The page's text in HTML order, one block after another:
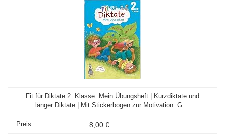
Fit für Diktate 2. Klasse. Mein Übungsheft | Kurzdiktate und
länger Diktate | Mit Stickerbogen zur Motivation: G ...
8,00 €